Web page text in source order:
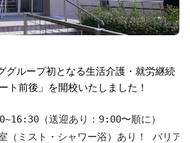
グループ初となる生活介護・就労継続
ト前後」を開校いたしました！
（送迎あり：9:00〜順に）
（ミスト・シャワー浴）あり！ バリア